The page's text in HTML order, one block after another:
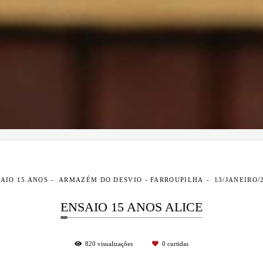
15 ANOS ARMAZÉM DO DESVIO - FARROUPILHA 13/JANEIRO/
ENSAIO 15 ANOS ALICE
820 visualizações 0 curtidas